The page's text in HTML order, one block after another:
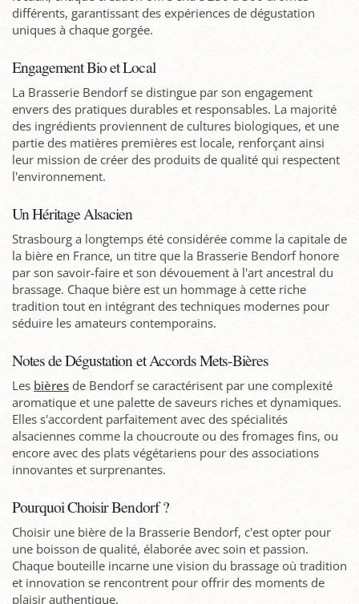
différents, garantissant des expériences de dégustation
uniques à chaque gorgée.
Engagement Bio et Local
La Brasserie Bendorf se distingue par son engagement
envers des pratiques durables et responsables. La majorité
des ingrédients proviennent de cultures biologiques, et une
partie des matières premières est locale, renforçant ainsi
leur mission de créer des produits de qualité qui respectent
l'environnement.
Un Héritage Alsacien
Strasbourg a longtemps été considérée comme la capitale de
la bière en France, un titre que la Brasserie Bendorf honore
par son savoir-faire et son dévouement à l'art ancestral du
brassage. Chaque bière est un hommage à cette riche
tradition tout en intégrant des techniques modernes pour
séduire les amateurs contemporains.
Notes de Dégustation et Accords Mets-Bières
Les bières de Bendorf se caractérisent par une complexité
aromatique et une palette de saveurs riches et dynamiques.
Elles s'accordent parfaitement avec des spécialités
alsaciennes comme la choucroute ou des fromages fins, ou
encore avec des plats végétariens pour des associations
innovantes et surprenantes.
Pourquoi Choisir Bendorf ?
Choisir une bière de la Brasserie Bendorf, c'est opter pour
une boisson de qualité, élaborée avec soin et passion.
Chaque bouteille incarne une vision du brassage où tradition
et innovation se rencontrent pour offrir des moments de
plaisir authentique.